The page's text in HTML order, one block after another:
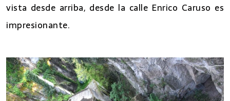
vista desde arriba, desde la calle Enrico Caruso es
impresionante.